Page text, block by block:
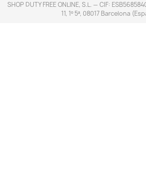
SHOP DUTY FREE ONLINE, S.L. — CIF:
11, 1º 5ª, 08017 Barcelona